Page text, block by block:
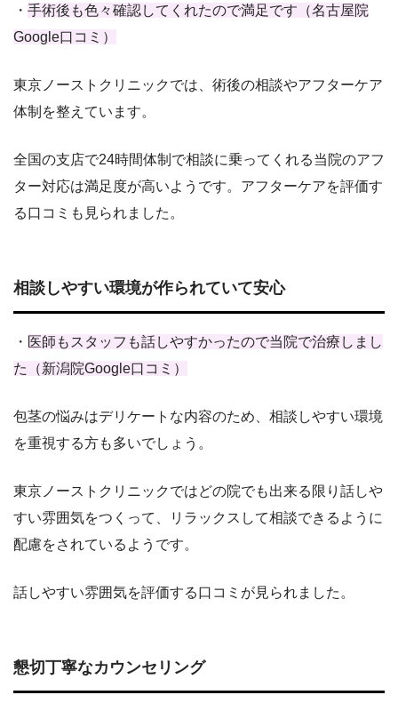
・ 手術後も色々確認してくれたので満足です（名古屋院
Google口コミ）
東京ノーストクリニックでは、術後の相談やアフターケア
体制を整えています。
全国の支店で24時間体制で相談に乗ってくれる当院のアフ
ター対応は満足度が高いようです。アフターケアを評価す
る口コミも見られました。
相談しやすい環境が作られていて安心
・ 医師もスタッフも話しやすかったので当院で治療しまし
た（新潟院Google口コミ）
包茎の悩みはデリケートな内容のため、相談しやすい環境
を重視する方も多いでしょう。
東京ノーストクリニックではどの院でも出来る限り話しや
すい雰囲気をつくって、リラックスして相談できるように
配慮をされているようです。
話しやすい雰囲気を評価する口コミが見られました。
懇切丁寧なカウンセリング